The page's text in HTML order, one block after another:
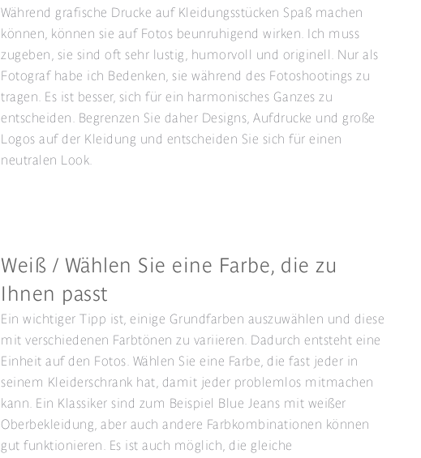
Während grafische Drucke auf Kleidungsstücken Spaß machen
können, können sie auf Fotos beunruhigend wirken. Ich muss
zugeben, sie sind oft sehr lustig, humorvoll und originell. Nur als
Fotograf habe ich Bedenken, sie während des Fotoshootings zu
tragen. Es ist besser, sich für ein harmonisches Ganzes zu
entscheiden. Begrenzen Sie daher Designs, Aufdrucke und große
Logos auf der Kleidung und entscheiden Sie sich für einen
neutralen Look.
Weiß / Wählen Sie eine Farbe, die zu
Ihnen passt
Ein wichtiger Tipp ist, einige Grundfarben auszuwählen und diese
mit verschiedenen Farbtönen zu variieren. Dadurch entsteht eine
Einheit auf den Fotos. Wählen Sie eine Farbe, die fast jeder in
seinem Kleiderschrank hat, damit jeder problemlos mitmachen
kann. Ein Klassiker sind zum Beispiel Blue Jeans mit weißer
Oberbekleidung, aber auch andere Farbkombinationen können
gut funktionieren. Es ist auch möglich, die gleiche